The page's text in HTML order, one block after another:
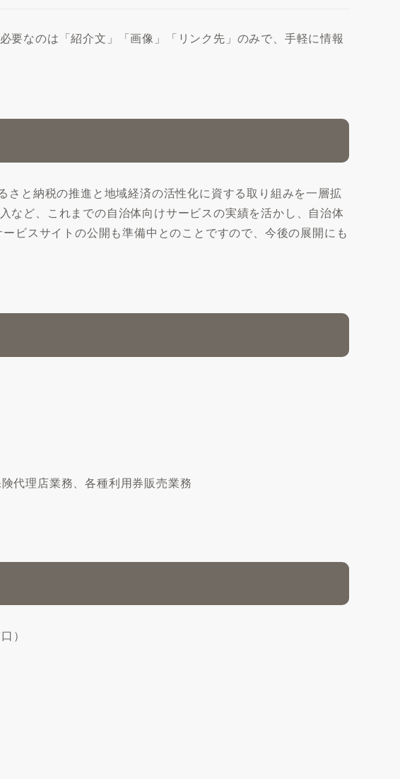
要なのは「紹介文」「画像」「リンク先」のみで、手軽に情報
と納税の推進と地域経済の活性化に資する取り組みを一層拡
など、これまでの自治体向けサービスの実績を活かし、自治体
ビスサイトの公開も準備中とのことですので、今後の展開にも
代理店業務、各種利用券販売業務
）